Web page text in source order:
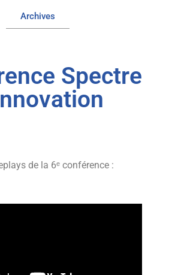
Archives
Spectre
de la 6ᵉ conférence :